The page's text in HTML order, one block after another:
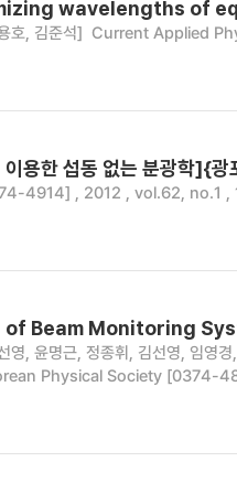
wavelengths of
호, 김준석] Current Applied
용한 섭동 없는 분광학]{
4914] , 2012 , vol.62, no.1 ,
Beam Monitoring
영, 윤명근, 정종휘, 김선영, 임영
Physical Society [0374-